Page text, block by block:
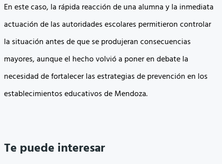
En este caso, la rápida reacción de una alumna y la inmediata
actuación de las autoridades escolares permitieron controlar
la situación antes de que se produjeran consecuencias
mayores, aunque el hecho volvió a poner en debate la
necesidad de fortalecer las estrategias de prevención en los
establecimientos educativos de Mendoza.
Te puede interesar